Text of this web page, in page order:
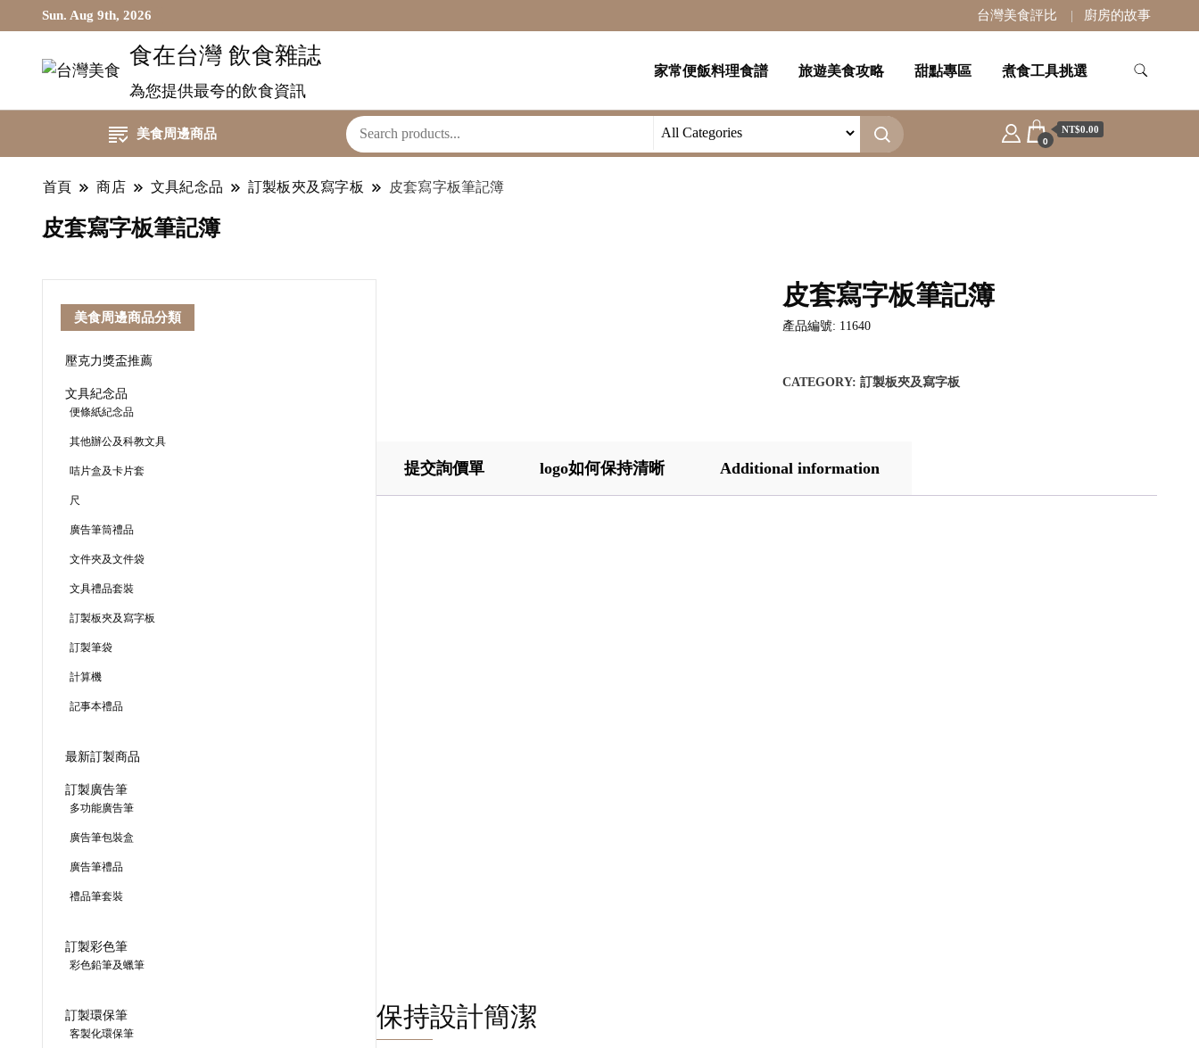
Sun. Aug 9th, 2026 台灣美食評比 廚房的故事
食在台灣 飲食雜誌
為您提供最夸的飲食資訊
家常便飯料理食譜 旅遊美食攻略 甜點專區 煮食工具挑選
美食周邊商品 0
NT$0.00
首頁 商店 文具紀念品 訂製板夾及寫字板 皮套寫字板筆記簿
皮套寫字板筆記簿
皮套寫字板筆記簿
產品編號: 11640
CATEGORY: 訂製板夾及寫字板
提交詢價單 logo如何保持清晰 Additional information
保持設計簡潔
美食周邊商品分類
壓克力獎盃推薦
文具紀念品
便條紙紀念品
其他辦公及科教文具
咭片盒及卡片套
尺
廣告筆筒禮品
文件夾及文件袋
文具禮品套裝
訂製板夾及寫字板
訂製筆袋
計算機
記事本禮品
最新訂製商品
訂製廣告筆
多功能廣告筆
廣告筆包裝盒
廣告筆禮品
禮品筆套裝
訂製彩色筆
彩色鉛筆及蠟筆
訂製環保筆
客製化環保筆